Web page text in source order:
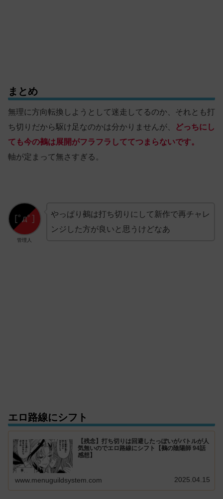
まとめ
無理に方向転換しようとして迷走してるのか、それとも打
ち切りだから駆け足なのかは分かりませんが、
どっちにし
ても今の鵺は展開がフラフラしててつまらないです。
軸が定まって無さすぎる。
管理人
やっぱり鵺は打ち切りにして新作で再チャレ
ンジした方が良いと思うけどなあ
エロ路線にシフト
【残念】打ち切りは回避したっぽいがバトルが人
気無いのでエロ路線にシフト【鵺の陰陽師 94話
感想】
www.menuguildsystem.com 2025.04.15